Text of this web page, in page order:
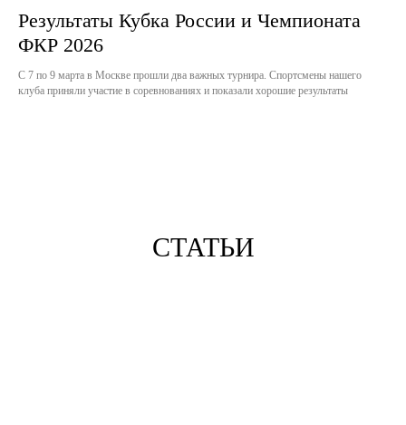
Результаты Кубка России и Чемпионата
ФКР 2026
С 7 по 9 марта в Москве прошли два важных турнира. Спортсмены нашего
клуба приняли участие в соревнованиях и показали хорошие результаты
СТАТЬИ